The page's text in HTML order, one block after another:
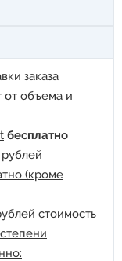
заказа
от объема и
бесплатно
(кроме
стоимость